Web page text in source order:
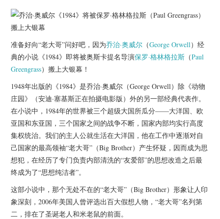
脱口秀
杂七杂八
电影档期
推荐电影
准备好向“老大哥”问好吧，因为乔治·奥威尔 （George Orwell）经
典的小说《1984》即将被奥斯卡提名导演保罗·格林格拉斯 （Paul
Greengrass）搬上大银幕！
1948年出版的《1984》是乔治·奥威尔（George Orwell）除《动物
庄园》（安迪·塞基斯正在拍摄电影版）外的另一部经典代表作。
在小说中，1984年的世界被三个超级大国所瓜分——大洋国、欧
亚国和东亚国，三个国家之间的战争不断，国家内部均实行高度
集权统治。我们的主人公就生活在大洋国，他在工作中逐渐对自
己国家的最高领袖“老大哥”（Big Brother）产生怀疑，因而成为思
想犯，在经历了专门负责内部清洗的“友爱部”的思想改造之后最
终成为了“思想纯洁者”。
这部小说中，那个无处不在的“老大哥”（Big Brother）形象让人印
象深刻，2006年美国人曾评选出百大假想人物，“老大哥”名列第
二，排在了圣诞老人和米老鼠的前面。